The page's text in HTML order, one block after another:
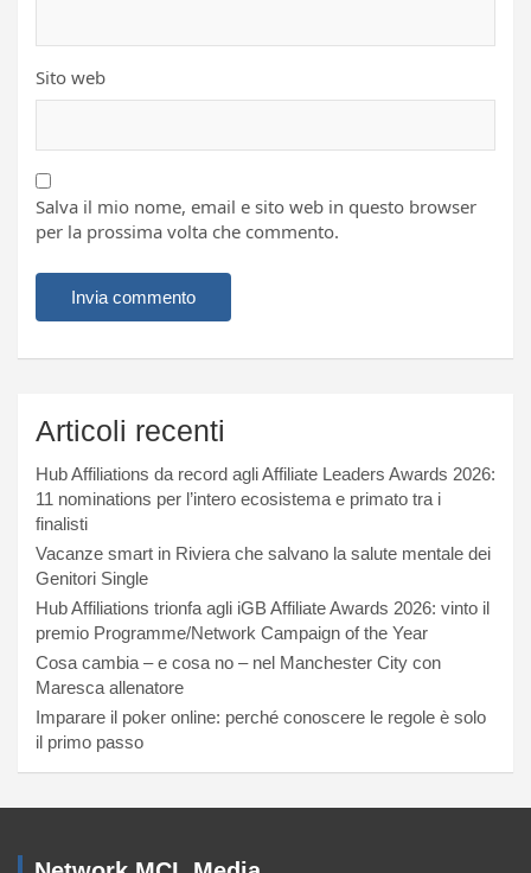
Sito web
Salva il mio nome, email e sito web in questo browser
per la prossima volta che commento.
Articoli recenti
Hub Affiliations da record agli Affiliate Leaders Awards 2026:
11 nominations per l’intero ecosistema e primato tra i
finalisti
Vacanze smart in Riviera che salvano la salute mentale dei
Genitori Single
Hub Affiliations trionfa agli iGB Affiliate Awards 2026: vinto il
premio Programme/Network Campaign of the Year
Cosa cambia – e cosa no – nel Manchester City con
Maresca allenatore
Imparare il poker online: perché conoscere le regole è solo
il primo passo